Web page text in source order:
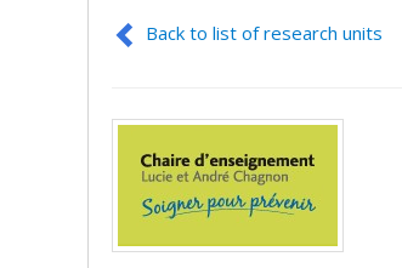
Back to list of research units